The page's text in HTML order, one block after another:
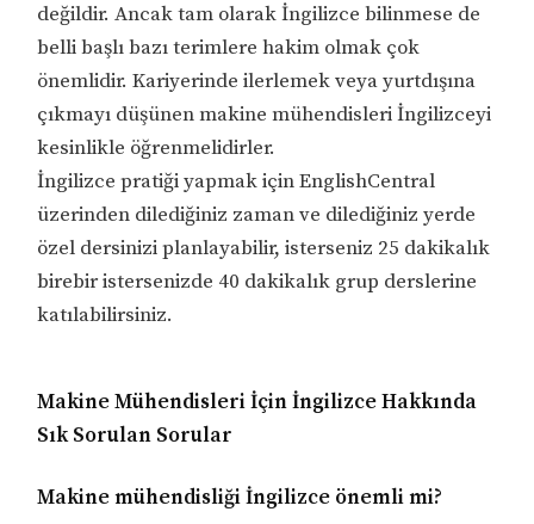
değildir. Ancak tam olarak İngilizce bilinmese de
belli başlı bazı terimlere hakim olmak çok
önemlidir. Kariyerinde ilerlemek veya yurtdışına
çıkmayı düşünen makine mühendisleri İngilizceyi
kesinlikle öğrenmelidirler.
İngilizce pratiği yapmak için EnglishCentral
üzerinden dilediğiniz zaman ve dilediğiniz yerde
özel dersinizi planlayabilir, isterseniz 25 dakikalık
birebir istersenizde 40 dakikalık grup derslerine
katılabilirsiniz.
Makine Mühendisleri İçin İngilizce Hakkında
Sık Sorulan Sorular
Makine mühendisliği İngilizce önemli mi?